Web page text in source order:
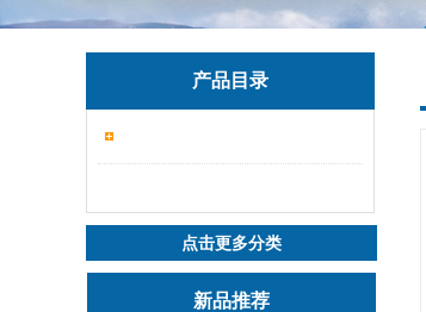
产品目录
点击更多分类
新品推荐